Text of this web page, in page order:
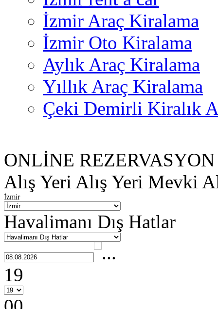
İzmir Araç Kiralama
İzmir Oto Kiralama
Aylık Araç Kiralama
Yıllık Araç Kiralama
Çeki Demirli Kiralık
ONLİNE REZERVASYON
Alış Yeri Alış Yeri Mevki
İzmir
Havalimanı Dış Hatlar
19